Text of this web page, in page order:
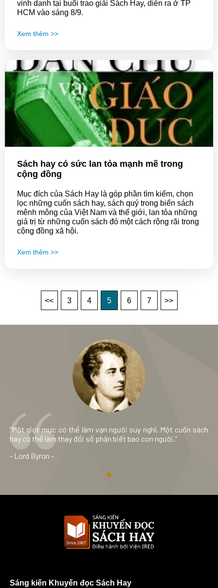
vinh danh tại buổi trao giải Sách Hay, diễn ra ở TP
HCM vào sáng 8/9.
Xem thêm >>
Sách hay có sức lan tỏa mạnh mẽ trong
cộng đồng
Mục đích của Sách Hay là góp phần tìm kiếm, chọn
lọc những cuốn sách hay, sách quý trong biển sách
mênh mông của Việt Nam và thế giới, lan tỏa những
giá trị từ những cuốn sách đó một cách rộng rãi trong
cộng đồng xã hội.
Xem thêm >>
<< 3 4 5 6 7 >>
“Một giọt mực có thể làm vạn người suy nghĩ. Một cuốn sách
hay có thể làm thay đổi số phận biết bao con người.”
- Lord Byron -
Sáng kiến Khuyến đọc Sách Hay